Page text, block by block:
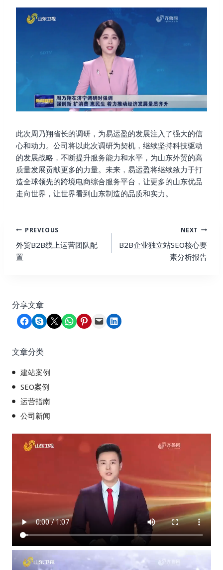
此次周乃翔省长的调研，为易运盈的发展注入了强大的信
心和动力。公司将以此次调研为契机，继续坚持科技驱动
的发展战略，不断提升服务能力和水平，为山东外贸的高
质量发展贡献更多的力量。未来，易运盈将继续致力于打
造全球领先的跨境电商综合服务平台，让更多的山东优品
走向世界，让世界看到山东制造的品质和实力。
Post
Navigation
PREVIOUS
外贸B2B线上运营团队配
置
NEXT
B2B企业独立站SEO核心要
素分析报告
分享文章
Share on Facebook
Share on Skype
Share on X Share on WhatsApp
Share on Pinterest
Email this PageShare on LinkedIn
文章分类
建站案例
SEO案例
运营指南
公司新闻